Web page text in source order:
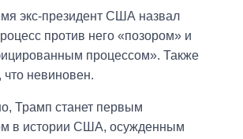
экс-президент США назвал
против него «позором» и
процессом». Также
что невиновен.
Трамп станет первым
в истории США, осужденным